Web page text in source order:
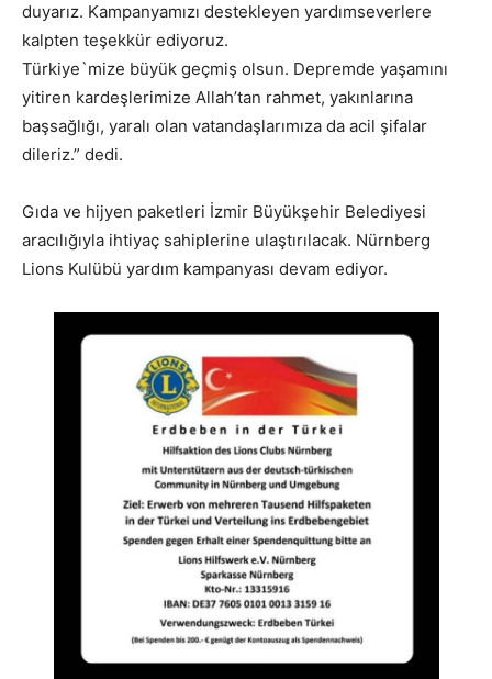
duyarız. Kampanyamızı destekleyen yardımseverlere
kalpten teşekkür ediyoruz.
Türkiye`mize büyük geçmiş olsun. Depremde yaşamını
yitiren kardeşlerimize Allah’tan rahmet, yakınlarına
başsağlığı, yaralı olan vatandaşlarımıza da acil şifalar
dileriz.” dedi.
Gıda ve hijyen paketleri İzmir Büyükşehir Belediyesi
aracılığıyla ihtiyaç sahiplerine ulaştırılacak. Nürnberg
Lions Kulübü yardım kampanyası devam ediyor.